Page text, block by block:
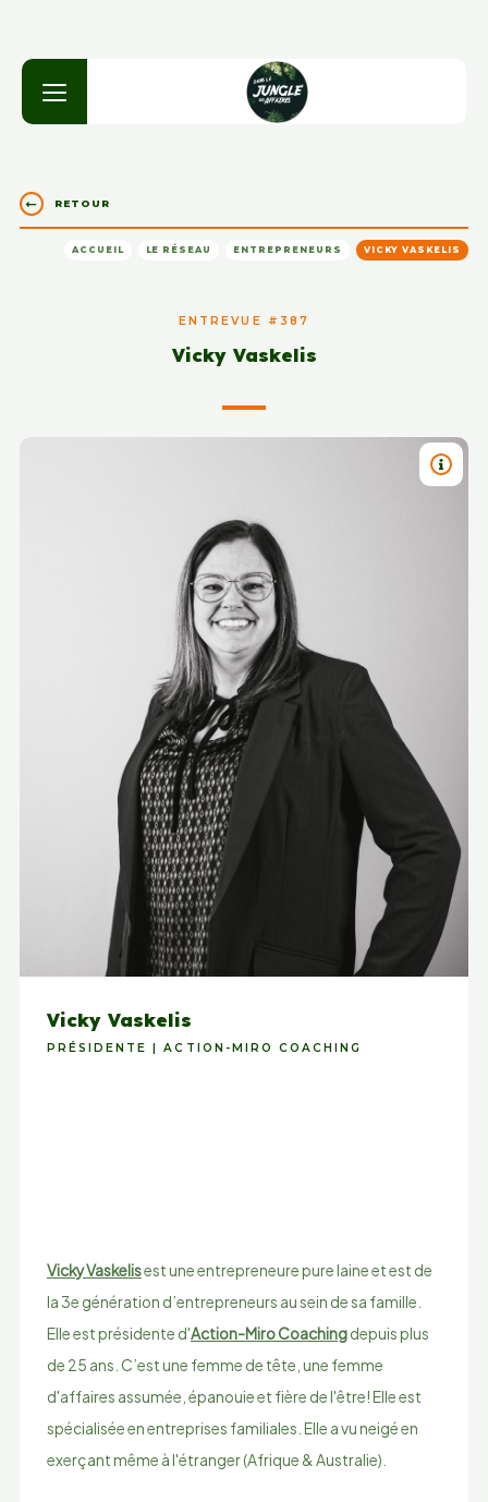
RETOUR
ACCUEIL LE RÉSEAU ENTREPRENEURS VICKY VASKELIS
ENTREVUE #387
Vicky Vaskelis
TITRE
Vicky Vaskelis
PRÉSIDENTE | ACTION-MIRO COACHING
Vicky Vaskelisest une entrepreneure pure laine et est de
la 3e génération d’entrepreneurs au sein de sa famille.
Elle est présidente d'Action-Miro Coachingdepuis plus
de 25 ans. C’est une femme de tête, une femme
d'affaires assumée, épanouie et fière de l'être! Elle est
spécialisée en entreprises familiales. Elle a vu neigé en
exerçant même à l'étranger (Afrique & Australie).